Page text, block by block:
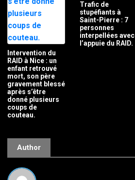
Intervention du
RAID à Nice : un
enfant retrouvé
mort, son père
gravement blessé
après s’être
donné plusieurs
coups de
couteau.
Trafic de
stupéfiants à
Saint-Pierre : 7
personnes
interpellées avec
l’appuie du RAID.
Author